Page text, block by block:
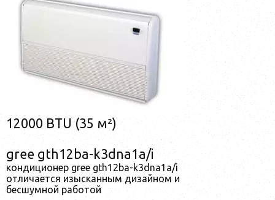
12000 BTU (35 м²)
gree gth12ba-k3dna1a/i
кондиционер gree gth12ba-k3dna1a/i
отличается изысканным дизайном и
бесшумной работой